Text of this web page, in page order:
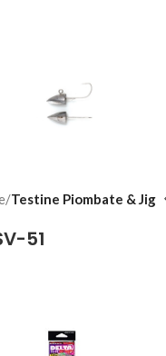
Testine Piombate & Jig
51